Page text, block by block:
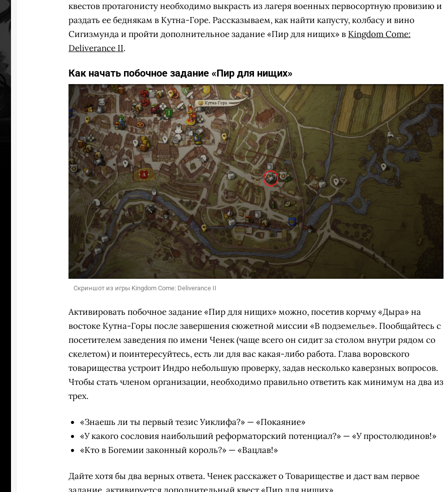
квестов протагонисту необходимо выкрасть из лагеря военных первосортную провизию и
раздать ее беднякам в Кутна-Горе. Рассказываем, как найти капусту, колбасу и вино
Сигизмунда и пройти дополнительное задание «Пир для нищих» в Kingdom Come:
Deliverance II.
Как начать побочное задание «Пир для нищих»
Скриншот из игры Kingdom Come: Deliverance II
Активировать побочное задание «Пир для нищих» можно, посетив корчму «Дыра» на
востоке Кутна-Горы после завершения сюжетной миссии «В подземелье». Пообщайтесь с
посетителем заведения по имени Ченек (чаще всего он сидит за столом внутри рядом со
скелетом) и поинтересуйтесь, есть ли для вас какая-либо работа. Глава воровского
товарищества устроит Индро небольшую проверку, задав несколько каверзных вопросов.
Чтобы стать членом организации, необходимо правильно ответить как минимум на два из
трех.
«Знаешь ли ты первый тезис Уиклифа?» — «Покаяние»
«У какого сословия наибольший реформаторский потенциал?» — «У простолюдинов!»
«Кто в Богемии законный король?» — «Вацлав!»
Дайте хотя бы два верных ответа. Ченек расскажет о Товариществе и даст вам первое